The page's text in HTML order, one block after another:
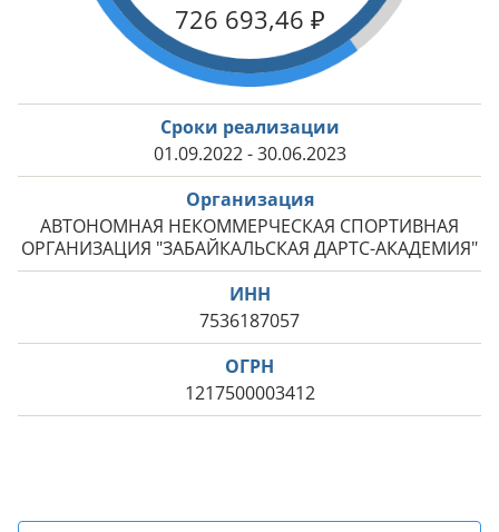
726 693,46 ₽
Сроки реализации
01.09.2022 - 30.06.2023
Организация
АВТОНОМНАЯ НЕКОММЕРЧЕСКАЯ СПОРТИВНАЯ
ОРГАНИЗАЦИЯ "ЗАБАЙКАЛЬСКАЯ ДАРТС-АКАДЕМИЯ"
ИНН
7536187057
ОГРН
1217500003412